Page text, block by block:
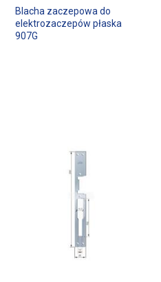
Blacha zaczepowa do
elektrozaczepów płaska
907G